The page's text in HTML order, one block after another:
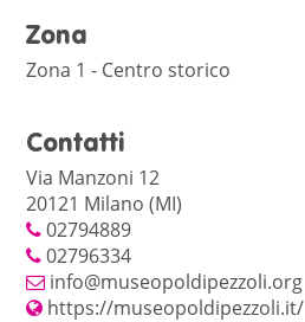
Zona
Zona 1 - Centro storico
Contatti
Via Manzoni 12
20121 Milano (MI)
02794889
02796334
info@museopoldipezzoli.org
https://museopoldipezzoli.it/